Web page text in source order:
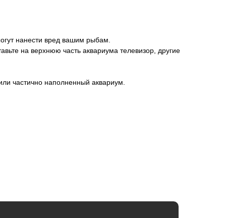
нанести вред вашим рыбам.
на верхнюю часть аквариума телевизор, другие
частично наполненный аквариум.